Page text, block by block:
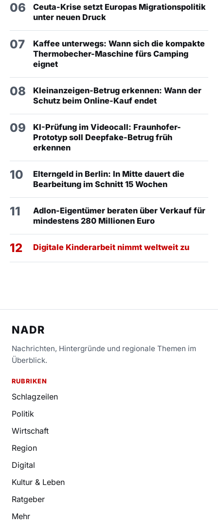
06
Ceuta-Krise setzt Europas Migrationspolitik
unter neuen Druck
07
Kaffee unterwegs: Wann sich die kompakte
Thermobecher-Maschine fürs Camping
eignet
08
Kleinanzeigen-Betrug erkennen: Wann der
Schutz beim Online-Kauf endet
09
KI-Prüfung im Videocall: Fraunhofer-
Prototyp soll Deepfake-Betrug früh
erkennen
10
Elterngeld in Berlin: In Mitte dauert die
Bearbeitung im Schnitt 15 Wochen
11
Adlon-Eigentümer beraten über Verkauf für
mindestens 280 Millionen Euro
12 Digitale Kinderarbeit nimmt weltweit zu
NADR
Nachrichten, Hintergründe und regionale Themen im
Überblick.
RUBRIKEN
Schlagzeilen
Politik
Wirtschaft
Region
Digital
Kultur & Leben
Ratgeber
Mehr